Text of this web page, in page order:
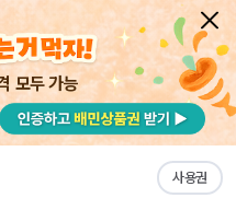
모두 가능
사용권
목록